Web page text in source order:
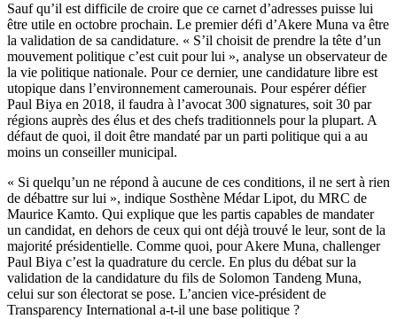
Sauf qu’il est difficile de croire que ce carnet d’adresses puisse lui
être utile en octobre prochain. Le premier défi d’Akere Muna va être
la validation de sa candidature. « S’il choisit de prendre la tête d’un
mouvement politique c’est cuit pour lui », analyse un observateur de
la vie politique nationale. Pour ce dernier, une candidature libre est
utopique dans l’environnement camerounais. Pour espérer défier
Paul Biya en 2018, il faudra à l’avocat 300 signatures, soit 30 par
régions auprès des élus et des chefs traditionnels pour la plupart. A
défaut de quoi, il doit être mandaté par un parti politique qui a au
moins un conseiller municipal.
« Si quelqu’un ne répond à aucune de ces conditions, il ne sert à rien
de débattre sur lui », indique Sosthène Médar Lipot, du MRC de
Maurice Kamto. Qui explique que les partis capables de mandater
un candidat, en dehors de ceux qui ont déjà trouvé le leur, sont de la
majorité présidentielle. Comme quoi, pour Akere Muna, challenger
Paul Biya c’est la quadrature du cercle. En plus du débat sur la
validation de la candidature du fils de Solomon Tandeng Muna,
celui sur son électorat se pose. L’ancien vice-président de
Transparency International a-t-il une base politique ?